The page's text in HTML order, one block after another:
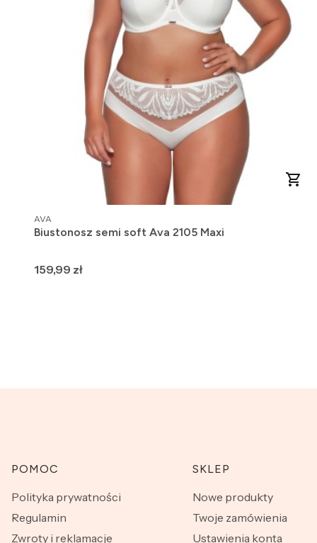
PRODUCENT
AVA
Biustonosz semi soft Ava 2105 Maxi
Cena
159,99 zł
Linki w stopce
POMOC
Polityka prywatności
Regulamin
Zwroty i reklamacje
SKLEP
Nowe produkty
Twoje zamówienia
Ustawienia konta